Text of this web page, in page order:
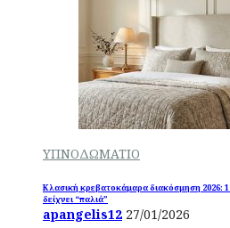
ΥΠΝΟΔΩΜΑΤΙΟ
Κλασική κρεβατοκάμαρα διακόσμηση 2026:
δείχνει “παλιά”
apangelis12 27/01/2026